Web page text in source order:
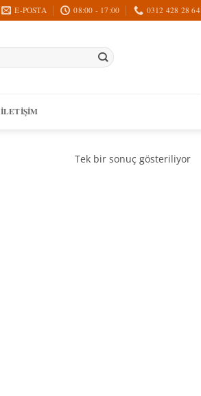
E-POSTA 08:00 - 17:00 0312 428 28 64
İLETIŞIM
Tek bir sonuç gösteriliyor